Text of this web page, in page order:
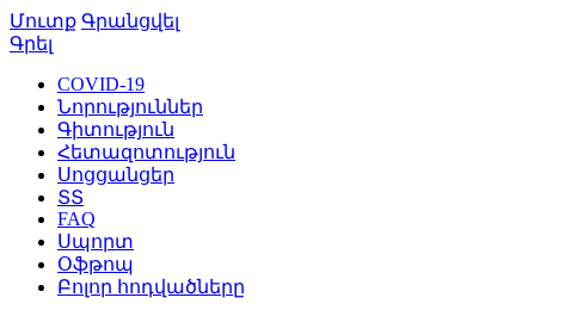
Մուտք Գրանցվել
Գրել
COVID-19
Նորություններ
Գիտություն
Հետազոտություն
Սոցցանցեր
ՏՏ
FAQ
Սպորտ
Օֆթոպ
Բոլոր հոդվածները